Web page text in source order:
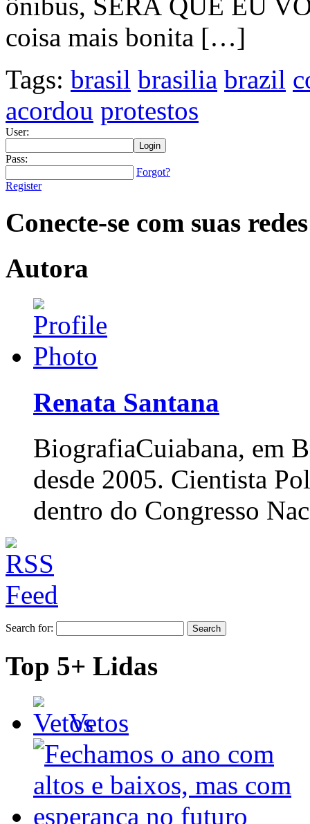
coisa mais bonita […]
Tags: brasil brasilia brazil
acordou protestos
User:
Pass:
Forgot?
Register
Conecte-se com suas redes
Autora
Renata Santana
BiografiaCuiabana, em
desde 2005. Cientista
dentro do Congresso
Search for:
Top 5+ Lidas
Vetos